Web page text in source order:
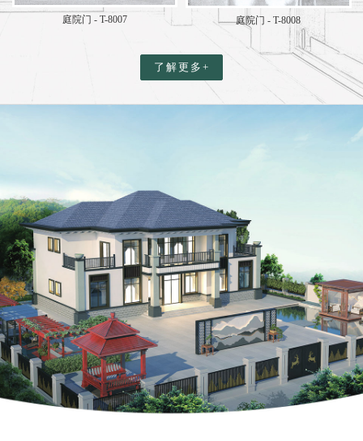
庭院门 - T-8007 庭院门 - T-8008
了解更多+